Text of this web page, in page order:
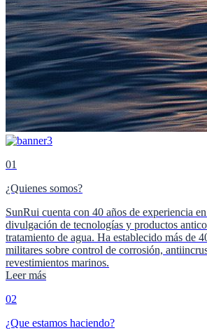
01
¿Quienes somos?
SunRui cuenta con 40 años de experiencia
divulgación de tecnologías y productos
tratamiento de agua. Ha establecido más de
militares sobre control de corrosión,
revestimientos marinos.
Leer más
02
¿Que estamos haciendo?